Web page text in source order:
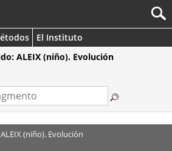
El Instituto
ALEIX (niño). Evolución
(niño). Evolución